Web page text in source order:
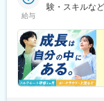
ト・在宅勤務
給与
験・スキルな
（期間中は月
がある方は、
り。個人の頑
（経験2年入社
5年入社）